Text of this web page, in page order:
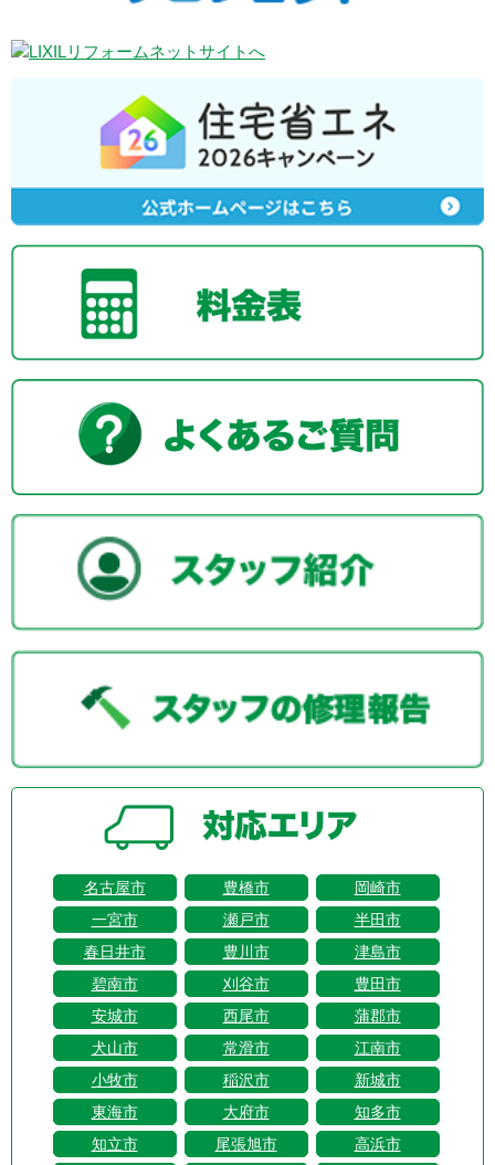
名古屋市 豊橋市
岡崎市
一宮市
瀬戸市
半田市
春日井市
豊川市
津島市
碧南市
刈谷市
豊田市
安城市
西尾市
蒲郡市
犬山市
常滑市
江南市
小牧市
稲沢市
新城市
東海市
大府市
知多市
知立市
尾張旭市
高浜市